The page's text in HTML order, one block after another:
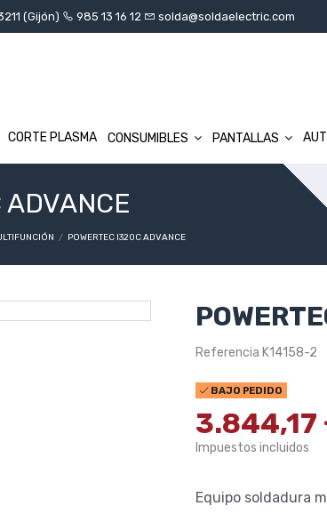
(Gijón) 985 13 16 12 solda@soldaelectric.com
CORTE PLASMA CONSUMIBLES PANTALLAS
POWERTEC I320C ADVANCE
Referencia K14158-2
BAJO PEDIDO
3.844,17
Impuestos incluidos
Equipo soldadura